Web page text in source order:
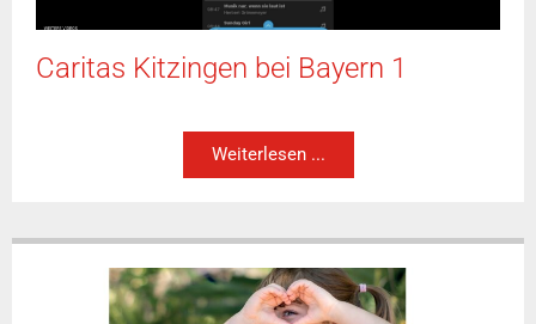
Caritas Kitzingen bei Bayern 1
Weiterlesen ...